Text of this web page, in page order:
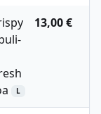
L
13,00 €